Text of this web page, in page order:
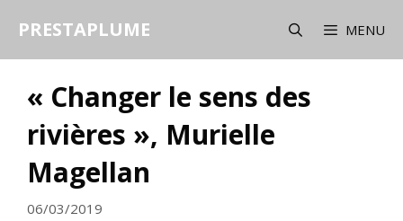
PRESTAPLUME MENU
« Changer le sens des
rivières », Murielle
Magellan
06/03/2019